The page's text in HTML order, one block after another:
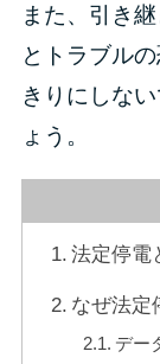
また、引き
とトラブル
きりにしな
ょう。
法定停電
なぜ法定
デー